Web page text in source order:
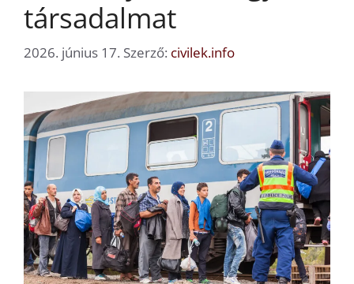
társadalmat
2026. június 17. Szerző: civilek.info